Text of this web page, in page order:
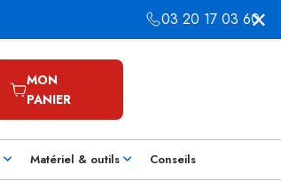
03 20 17 03 60
MON
PANIER
Matériel & outils Conseils